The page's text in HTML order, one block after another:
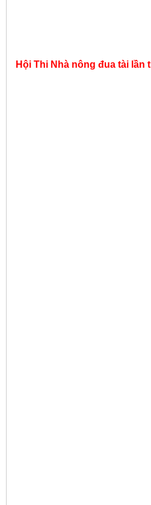
Hội Thi Nhà nông đua tài lần